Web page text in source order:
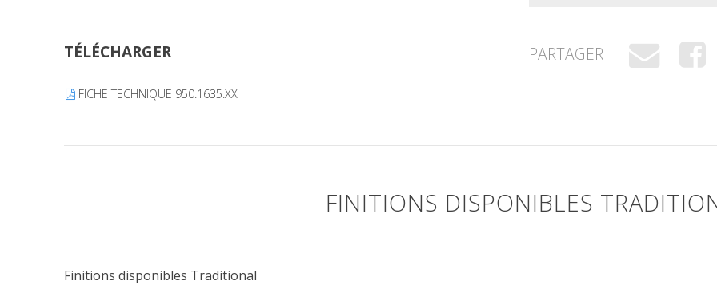
TÉLÉCHARGER
FICHE TECHNIQUE 950.1635.XX
PARTAGER
FINITIONS DISPONIBLES
Finitions disponibles Traditional